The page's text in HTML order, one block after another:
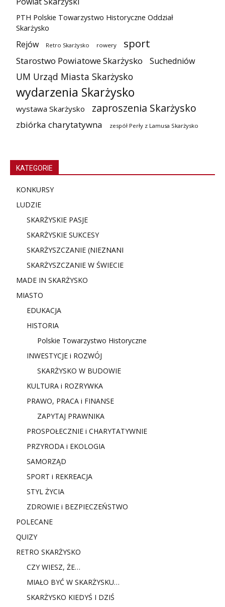
PTH Polskie Towarzystwo Historyczne Oddział
Skarżysko
Rejów Retro Skarżysko rowery sport
Starostwo Powiatowe Skarżysko Suchedniów
UM Urząd Miasta Skarżysko
wydarzenia Skarżysko
wystawa Skarżysko zaproszenia Skarżysko
zbiórka charytatywna zespół Perły z Lamusa Skarżysko
KATEGORIE
KONKURSY
LUDZIE
SKARŻYSKIE PASJE
SKARŻYSKIE SUKCESY
SKARŻYSZCZANIE (NIEZNANI
SKARŻYSZCZANIE W ŚWIECIE
MADE IN SKARŻYSKO
MIASTO
EDUKACJA
HISTORIA
Polskie Towarzystwo Historyczne
INWESTYCJE i ROZWÓJ
SKARŻYSKO W BUDOWIE
KULTURA i ROZRYWKA
PRAWO, PRACA i FINANSE
ZAPYTAJ PRAWNIKA
PROSPOŁECZNIE i CHARYTATYWNIE
PRZYRODA i EKOLOGIA
SAMORZĄD
SPORT i REKREACJA
STYL ŻYCIA
ZDROWIE i BEZPIECZEŃSTWO
POLECANE
QUIZY
RETRO SKARŻYSKO
CZY WIESZ, ŻE…
MIAŁO BYĆ W SKARŻYSKU…
SKARŻYSKO KIEDYŚ I DZIŚ